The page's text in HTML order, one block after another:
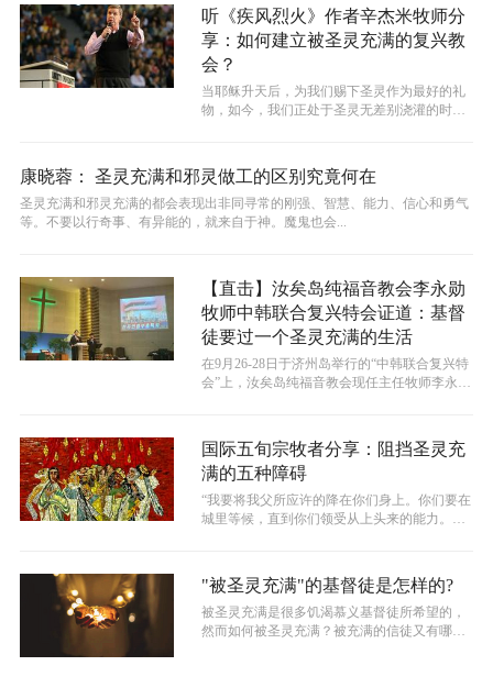
听《疾风烈火》作者辛杰米牧师分
享：如何建立被圣灵充满的复兴教
会？
​当耶稣升天后，为我们赐下圣灵作为最好的礼
物，如今，我们正处于圣灵无差别浇灌的时
康晓蓉： 圣灵充满和邪灵做工的区别究竟何在
圣灵充满和邪灵充满的都会表现出非同寻常的刚强、智慧、能力、信心和勇气
等。不要以行奇事、有异能的，就来自于神。魔鬼也会...
【直击】汝矣岛纯福音教会李永勋
牧师中韩联合复兴特会证道：基督
徒要过一个圣灵充满的生活
在9月26-28日于济州岛举行的“中韩联合复兴特
会”上，汝矣岛纯福音教会现任主任牧师李永勋
国际五旬宗牧者分享：阻挡圣灵充
满的五种障碍
​“我要将我父所应许的降在你们身上。你们要在
城里等候，直到你们领受从上头来的能力。
"被圣灵充满"的基督徒是怎样的?
​被圣灵充满是很多饥渴慕义基督徒所希望的，
然而如何被圣灵充满？被充满的信徒又有哪些